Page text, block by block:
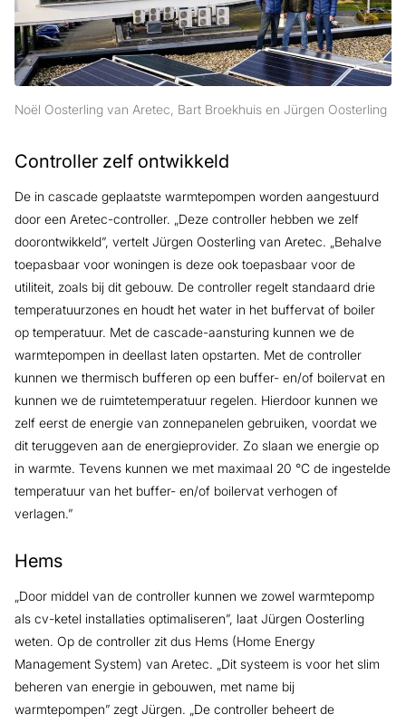
Noël Oosterling van Aretec, Bart Broekhuis en Jürgen Oosterling
Controller zelf ontwikkeld
De in cascade geplaatste warmtepompen worden aangestuurd
door een Aretec-controller. „Deze controller hebben we zelf
doorontwikkeld”, vertelt Jürgen Oosterling van Aretec. „Behalve
toepasbaar voor woningen is deze ook toepasbaar voor de
utiliteit, zoals bij dit gebouw. De controller regelt standaard drie
temperatuurzones en houdt het water in het buffervat of boiler
op temperatuur. Met de cascade-aansturing kunnen we de
warmtepompen in deellast laten opstarten. Met de controller
kunnen we thermisch bufferen op een buffer- en/of boilervat en
kunnen we de ruimtetemperatuur regelen. Hierdoor kunnen we
zelf eerst de energie van zonnepanelen gebruiken, voordat we
dit teruggeven aan de energieprovider. Zo slaan we energie op
in warmte. Tevens kunnen we met maximaal 20 °C de ingestelde
temperatuur van het buffer- en/of boilervat verhogen of
verlagen.”
Hems
„Door middel van de controller kunnen we zowel warmtepomp
als cv-ketel installaties optimaliseren”, laat Jürgen Oosterling
weten. Op de controller zit dus Hems (Home Energy
Management System) van Aretec. „Dit systeem is voor het slim
beheren van energie in gebouwen, met name bij
warmtepompen” zegt Jürgen. „De controller beheert de